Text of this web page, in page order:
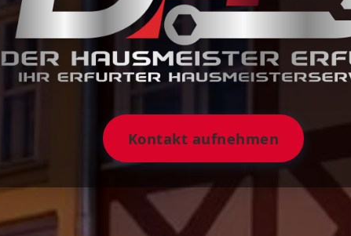
Kontakt aufnehmen